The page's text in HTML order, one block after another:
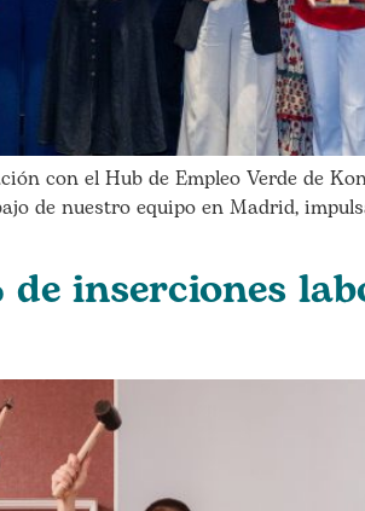
con el Hub de Empleo Verde de
de nuestro equipo en Madrid,
inserciones